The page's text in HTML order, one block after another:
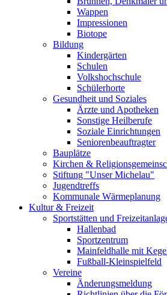
Wappen
Impressionen
Biotope
Bildung
Kindergärten
Schulen
Volkshochschule
Schülerhorte
Gesundheit und Soziales
Ärzte und Apotheken
Sonstige Heilberufe
Soziale Einrichtungen
Seniorenbeauftragter
Bauplätze
Kirchen &
Stiftung "Unser Michelau"
Jugendtreffs
Kommunale Wärmeplanung
Kultur & Freizeit
Sportstätten und
Hallenbad
Sportzentrum
Mainfeldhalle mit
Fußball-Kleinspielfeld
Vereine
Änderungsmeldung